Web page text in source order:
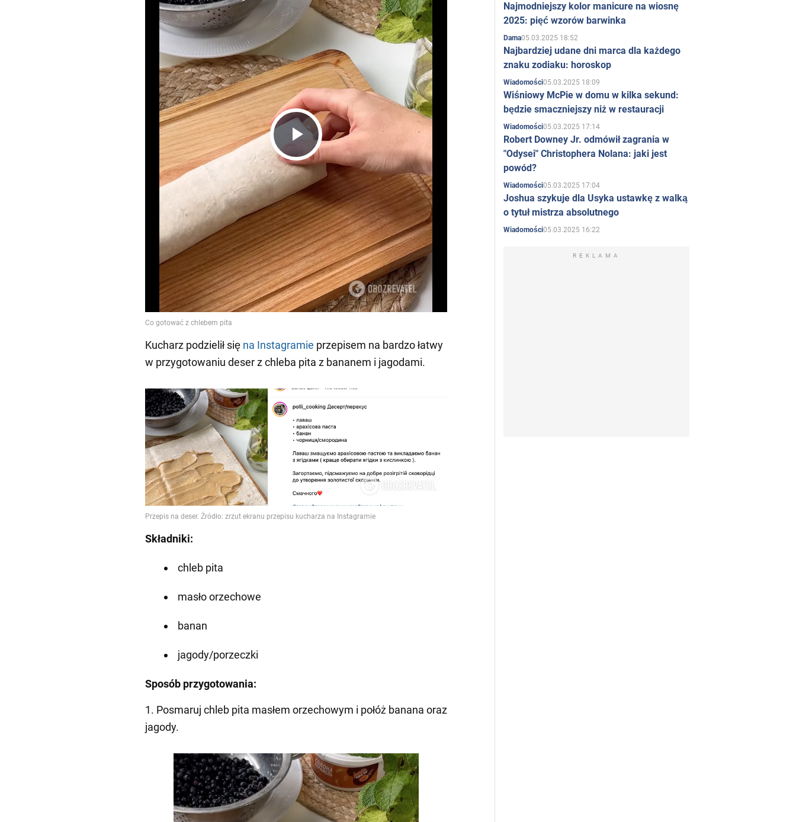
Play
Video
Kucharz podzielił się na Instagramie przepisem na bardzo łatwy
w przygotowaniu deser z chleba pita z bananem i jagodami.
Składniki:
chleb pita
masło orzechowe
banan
jagody/porzeczki
Sposób przygotowania:
1. Posmaruj chleb pita masłem orzechowym i połóż banana oraz
jagody.
Najmodniejszy kolor manicure na wiosnę
2025: pięć wzorów barwinka
Dama05.03.2025 18:52
Najbardziej udane dni marca dla każdego
znaku zodiaku: horoskop
Wiadomości05.03.2025 18:09
Wiśniowy McPie w domu w kilka sekund:
będzie smaczniejszy niż w restauracji
Wiadomości05.03.2025 17:14
Robert Downey Jr. odmówił zagrania w
"Odysei" Christophera Nolana: jaki jest
powód?
Wiadomości05.03.2025 17:04
Joshua szykuje dla Usyka ustawkę z walką
o tytuł mistrza absolutnego
Wiadomości05.03.2025 16:22
REKLAMA